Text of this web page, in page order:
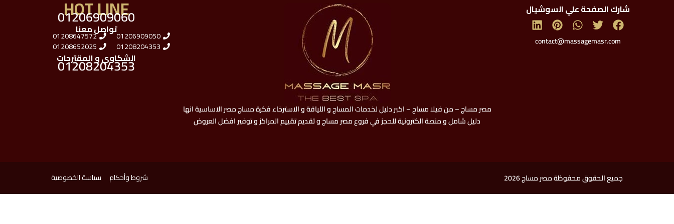
شارك الصفحة علي السوشيال
contact@massagemasr.com
مصر مساج – من فيلا مساج – اكبر دليل لخدمات المساج و اللياقة و الاسترخاء فكرة مساج مصر الاساسية انها
دليل شامل و منصة الكترونية للحجز في فروع مصر مساج و تقديم تقييم المراكز و توفير افضل العروض
HOT LINE
01206909060
تواصل معنا01206909050
01208647572
01208204353
01208652025
الشكاوي و المقترحات
01208204353
جميع الحقوق محفوظة مصر مساج 2026 شروط وأحكام سياسة الخصوصية